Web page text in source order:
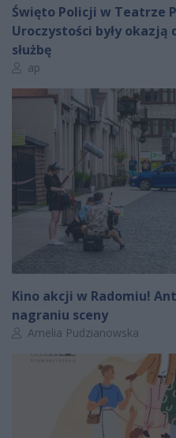
Święto Policji w Teatrze
Uroczystości były
służbę
Autor artykułu:
ap
Kino akcji w Radomiu!
nagraniu sceny
Autor artykułu:
Amelia Pudzianowska